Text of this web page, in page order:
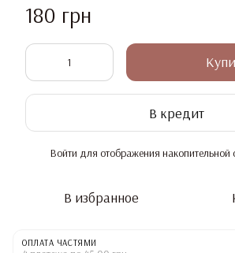
180 грн
В кредит
Войти для отображения накопительной
В избранное
ОПЛАТА ЧАСТЯМИ